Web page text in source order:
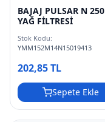
BAJAJ PULSAR N 250
YAĞ FİLTRESİ
Stok Kodu:
YMM152M14N15019413
202,85 TL
Sepete Ekle